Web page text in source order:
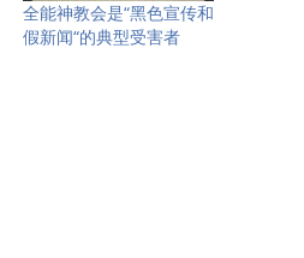
全能神教会是“黑色宣传和
假新闻“的典型受害者